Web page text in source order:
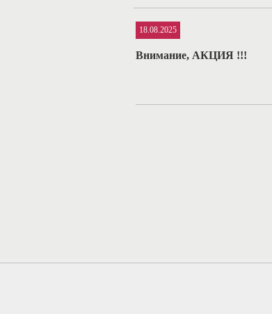
18.08.2025
Внимание, АКЦИЯ !!!